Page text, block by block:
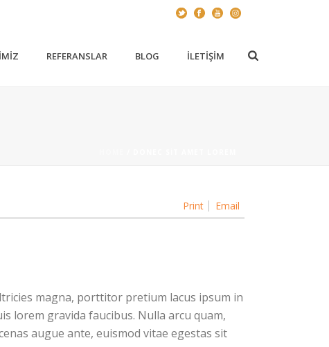
REFERANSLAR BLOG İLETIŞIM
Print Email
magna, porttitor pretium lacus ipsum in
lorem gravida faucibus. Nulla arcu quam,
augue ante, euismod vitae egestas sit